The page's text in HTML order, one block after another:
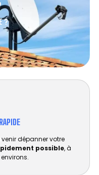
?
dépanner votre
possible, à